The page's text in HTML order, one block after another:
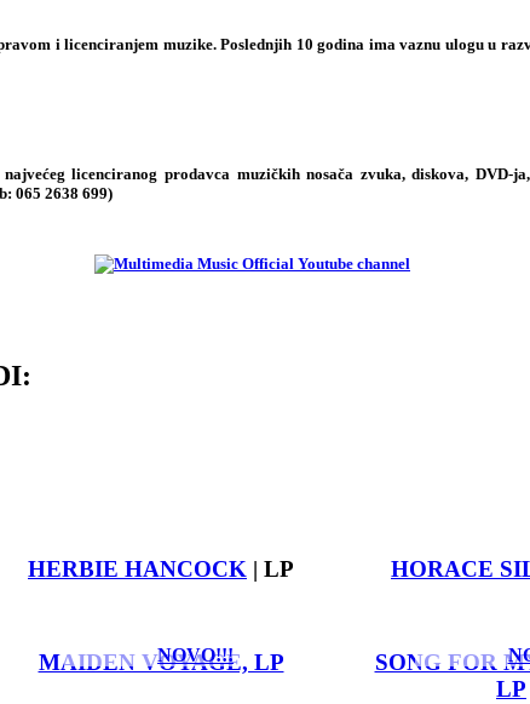
i licenciranjem muzike. Poslednjih 10 godina ima vaznu ulogu u
licenciranog prodavca muzičkih nosača zvuka, diskova, DVD-
065 2638 699)
NOVO!!!
HERBIE HANCOCK | LP
MAIDEN VOYAGE, LP
HORACE
SONG FOR
LP